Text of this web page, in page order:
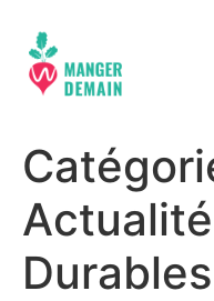
Durables